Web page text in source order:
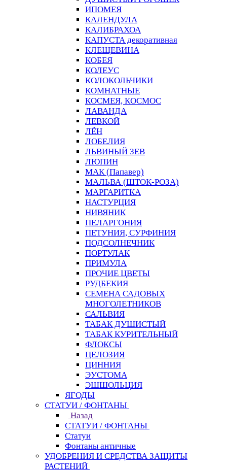
ИПОМЕЯ
КАЛЕНДУЛА
КАЛИБРАХОА
КАПУСТА декоративная
КЛЕЩЕВИНА
КОБЕЯ
КОЛЕУС
КОЛОКОЛЬЧИКИ
КОМНАТНЫЕ
КОСМЕЯ, КОСМОС
ЛАВАНДА
ЛЕВКОЙ
ЛЁН
ЛОБЕЛИЯ
ЛЬВИНЫЙ ЗЕВ
ЛЮПИН
МАК (Папавер)
МАЛЬВА (ШТОК-РОЗА)
МАРГАРИТКА
НАСТУРЦИЯ
НИВЯНИК
ПЕЛАРГОНИЯ
ПЕТУНИЯ, СУРФИНИЯ
ПОДСОЛНЕЧНИК
ПОРТУЛАК
ПРИМУЛА
ПРОЧИЕ ЦВЕТЫ
РУДБЕКИЯ
СЕМЕНА САДОВЫХ
МНОГОЛЕТНИКОВ
САЛЬВИЯ
ТАБАК ДУШИСТЫЙ
ТАБАК КУРИТЕЛЬНЫЙ
ФЛОКСЫ
ЦЕЛОЗИЯ
ЦИННИЯ
ЭУСТОМА
ЭШШОЛЬЦИЯ
ЯГОДЫ
СТАТУИ / ФОНТАНЫ
Назад
СТАТУИ / ФОНТАНЫ
Статуи
Фонтаны античные
УДОБРЕНИЯ И СРЕДСТВА ЗАЩИТЫ
РАСТЕНИЙ